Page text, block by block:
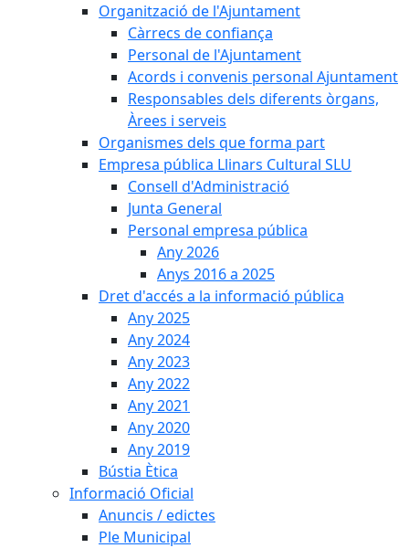
Organització de l'Ajuntament
Càrrecs de confiança
Personal de l'Ajuntament
Acords i convenis personal Ajuntament
Responsables dels diferents òrgans,
Àrees i serveis
Organismes dels que forma part
Empresa pública Llinars Cultural SLU
Consell d'Administració
Junta General
Personal empresa pública
Any 2026
Anys 2016 a 2025
Dret d'accés a la informació pública
Any 2025
Any 2024
Any 2023
Any 2022
Any 2021
Any 2020
Any 2019
Bústia Ètica
Informació Oficial
Anuncis / edictes
Ple Municipal